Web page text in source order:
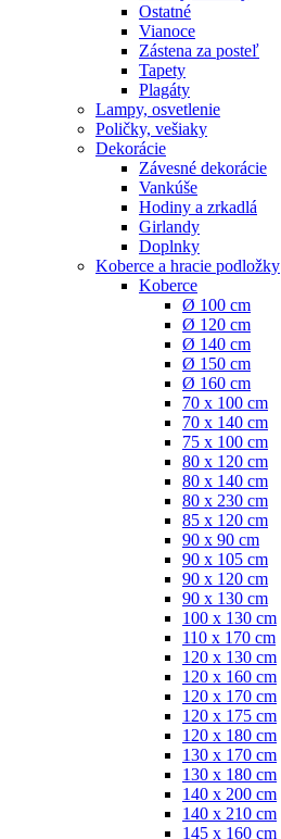
Ostatné
Vianoce
Zástena za posteľ
Tapety
Plagáty
Lampy, osvetlenie
Poličky, vešiaky
Dekorácie
Závesné dekorácie
Vankúše
Hodiny a zrkadlá
Girlandy
Doplnky
Koberce a hracie podložky
Koberce
Ø 100 cm
Ø 120 cm
Ø 140 cm
Ø 150 cm
Ø 160 cm
70 x 100 cm
70 x 140 cm
75 x 100 cm
80 x 120 cm
80 x 140 cm
80 x 230 cm
85 x 120 cm
90 x 90 cm
90 x 105 cm
90 x 120 cm
90 x 130 cm
100 x 130 cm
110 x 170 cm
120 x 130 cm
120 x 160 cm
120 x 170 cm
120 x 175 cm
120 x 180 cm
130 x 170 cm
130 x 180 cm
140 x 200 cm
140 x 210 cm
145 x 160 cm